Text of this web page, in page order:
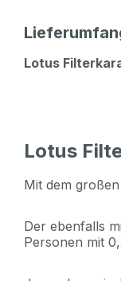
Lotus
Lotus
Mit dem
Der ebenfalls
Personen mit